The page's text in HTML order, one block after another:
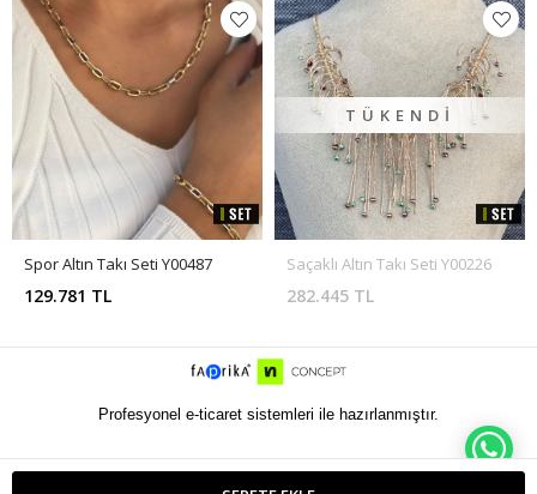
Spor Altın Takı Seti Y00487
129.781 TL
TÜKENDI
Saçaklı Altın Takı Seti Y00226
282.445 TL
Profesyonel e-ticaret sistemleri ile hazırlanmıştır.